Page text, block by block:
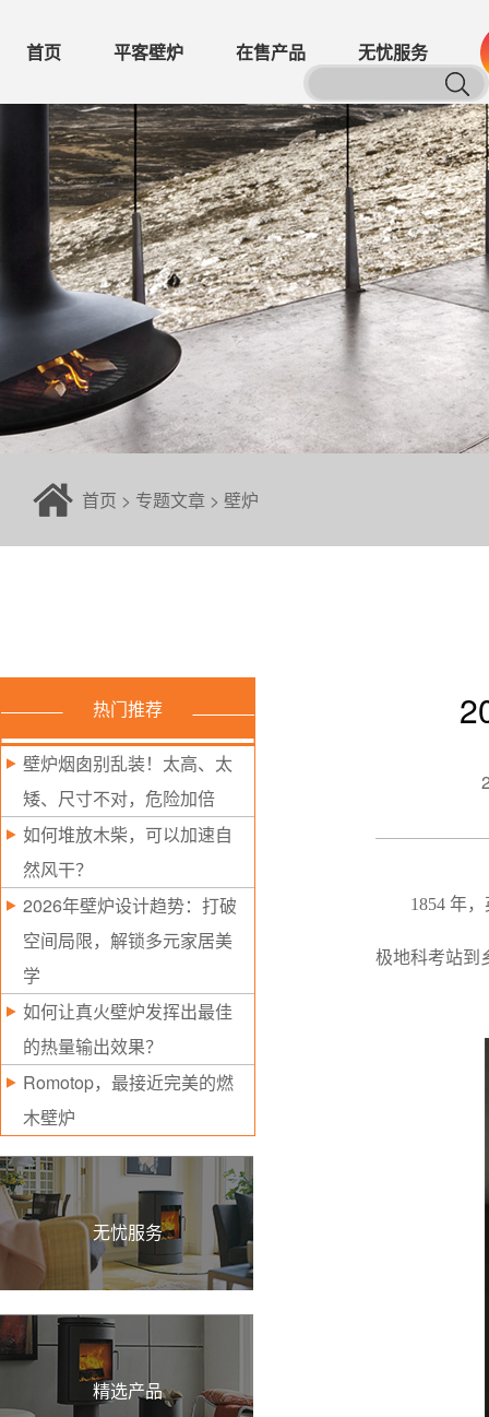
首页 平客壁炉 在售产品 无忧服务
首页 > 专题文章 > 壁炉
热门推荐
壁炉烟囱别乱装！太高、太
矮、尺寸不对，危险加倍
如何堆放木柴，可以加速自
然风干？
2026年壁炉设计趋势：打破
空间局限，解锁多元家居美
学
如何让真火壁炉发挥出最佳
的热量输出效果？
Romotop，最接近完美的燃
木壁炉
无忧服务
精选产品
1854 年
极地科考站到